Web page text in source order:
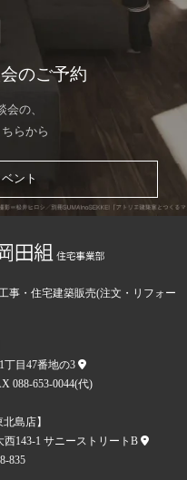
のご予約
会の、
らから
ント
事・住宅建築販売(注文・リフォー
丁目47番地の3
088-653-0044(代)
北島店】
143-1 サニーストリートB
835